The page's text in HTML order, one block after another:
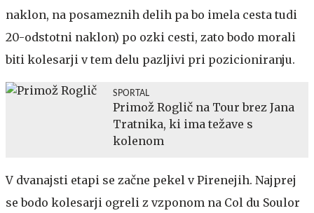
naklon, na posameznih delih pa bo imela cesta tudi
20-odstotni naklon) po ozki cesti, zato bodo morali
biti kolesarji v tem delu pazljivi pri pozicioniranju.
SPORTAL
Primož Roglič na Tour brez Jana
Tratnika, ki ima težave s
kolenom
V dvanajsti etapi se začne pekel v Pirenejih. Najprej
se bodo kolesarji ogreli z vzponom na Col du Soulor